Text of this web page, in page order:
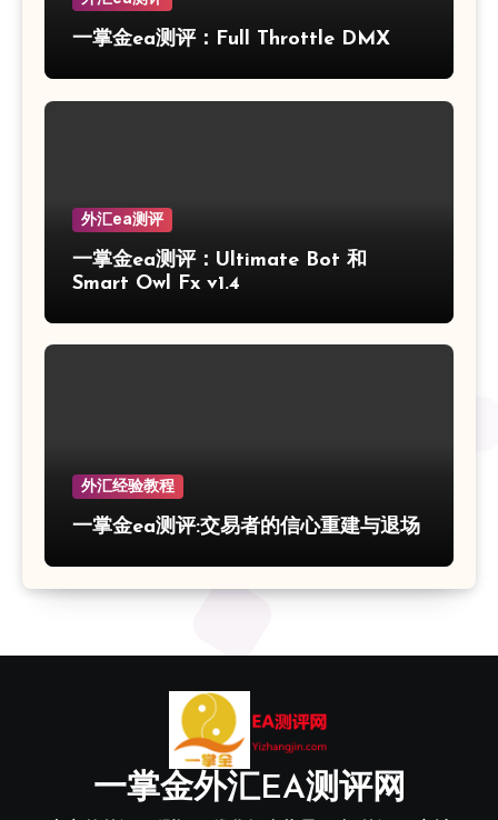
一掌金ea测评：Full Throttle DMX
外汇ea测评
一掌金ea测评：Ultimate Bot 和
Smart Owl Fx v1.4
外汇经验教程
一掌金ea测评:交易者的信心重建与退场
一掌金外汇EA测评网